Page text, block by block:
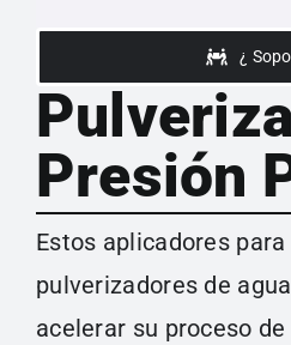
¿
Presión
Estos aplicadores
pulverizadores de
acelerar su proceso